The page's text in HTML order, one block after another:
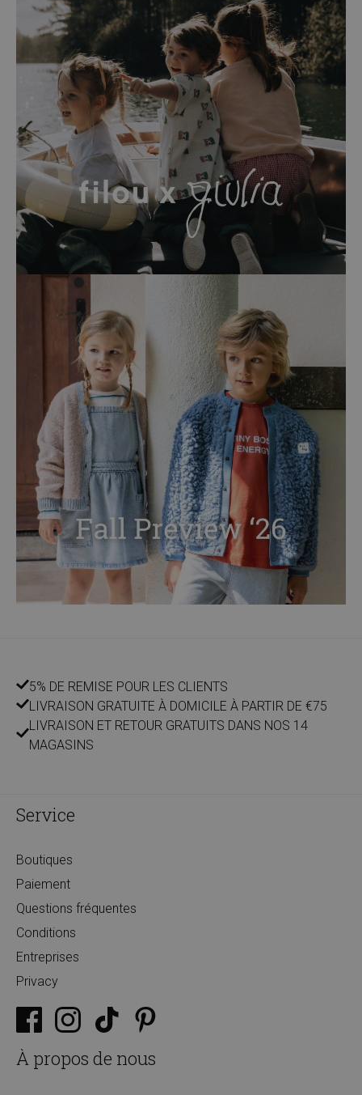
5% DE REMISE POUR LES CLIENTS
LIVRAISON GRATUITE À DOMICILE À PARTIR DE €75
LIVRAISON ET RETOUR GRATUITS DANS NOS 14
MAGASINS
Service
Boutiques
Paiement
Questions fréquentes
Conditions
Entreprises
Privacy
À propos de nous